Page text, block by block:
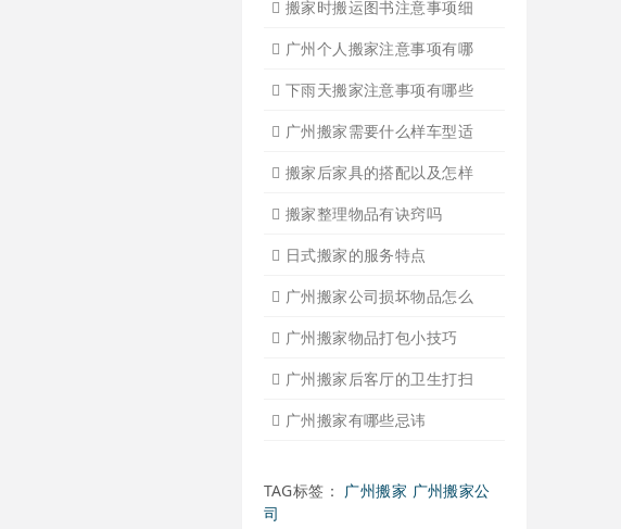
广州搬家物品打包技巧
广州搬家入宅注意事项
关于广州搬家几点建议
广州搬家公司那家强哪家好
广州搬家公司告诉你衣物打
广州搬家公司告诉你搬入新
日式搬家的服务流程有哪些
广州搬家入宅的基本常识
广州搬家怎样选择吉日
怎样选择广州搬家公司靠谱
有关搬家前后的基本常识